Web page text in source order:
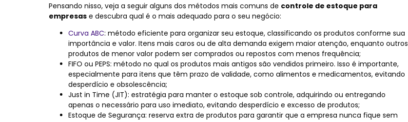
Pensando nisso, veja a seguir alguns dos métodos mais comuns de controle de estoque para
empresas e descubra qual é o mais adequado para o seu negócio:
Curva ABC: método eficiente para organizar seu estoque, classificando os produtos conforme sua
importância e valor. Itens mais caros ou de alta demanda exigem maior atenção, enquanto outros
produtos de menor valor podem ser comprados ou repostos com menos frequência;
FIFO ou PEPS: método no qual os produtos mais antigos são vendidos primeiro. Isso é importante,
especialmente para itens que têm prazo de validade, como alimentos e medicamentos, evitando
desperdício e obsolescência;
Just in Time (JIT): estratégia para manter o estoque sob controle, adquirindo ou entregando
apenas o necessário para uso imediato, evitando desperdício e excesso de produtos;
Estoque de Segurança: reserva extra de produtos para garantir que a empresa nunca fique sem